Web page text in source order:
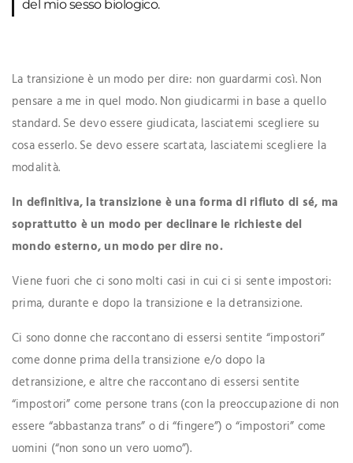
del mio sesso biologico.
La transizione è un modo per dire: non guardarmi così. Non
pensare a me in quel modo. Non giudicarmi in base a quello
standard. Se devo essere giudicata, lasciatemi scegliere su
cosa esserlo. Se devo essere scartata, lasciatemi scegliere la
modalità.
In definitiva, la transizione è una forma di rifiuto di sé, ma
soprattutto è un modo per declinare le richieste del
mondo esterno, un modo per dire no.
Viene fuori che ci sono molti casi in cui ci si sente impostori:
prima, durante e dopo la transizione e la detransizione.
Ci sono donne che raccontano di essersi sentite “impostori”
come donne prima della transizione e/o dopo la
detransizione, e altre che raccontano di essersi sentite
“impostori” come persone trans (con la preoccupazione di non
essere “abbastanza trans” o di “fingere”) o “impostori” come
uomini (“non sono un vero uomo”).